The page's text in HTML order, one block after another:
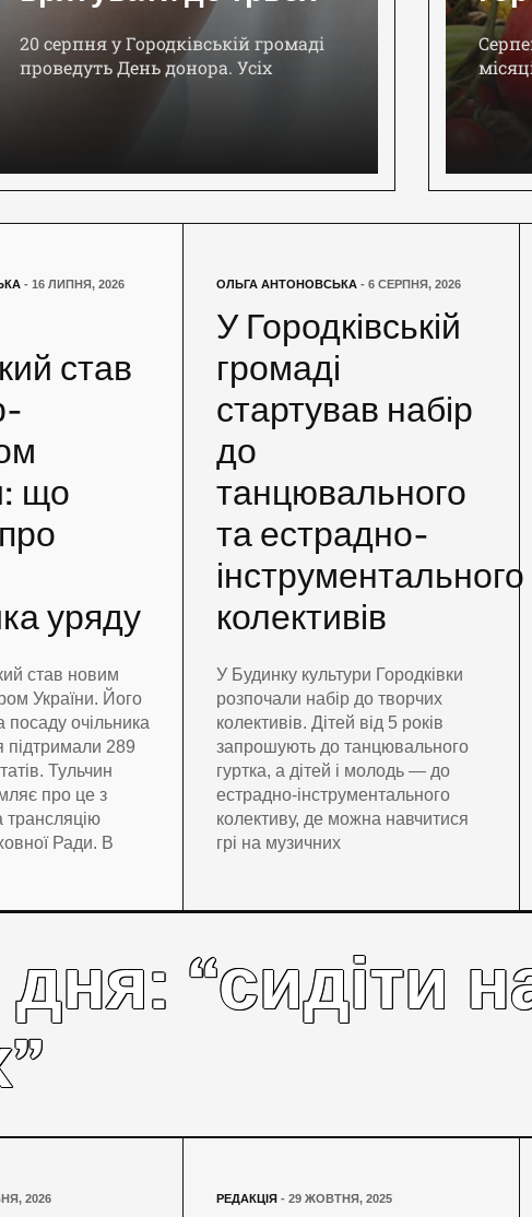
20 серпня у Городківській громаді
проведуть День донора. Усіх
- 16 ЛИПНЯ, 2026
став
що
уряду
став новим
України. Його
посаду очільника
підтримали 289
Тульчин
про це з
Ради. В
ОЛЬГА АНТОНОВСЬКА - 6 СЕРПНЯ, 2026
У Городківській
громаді
стартував набір
до
танцювального
та естрадно-
інструментального
колективів
У Будинку культури Городківки
розпочали набір до творчих
колективів. Дітей від 5 років
запрошують до танцювального
гуртка, а дітей і молодь — до
естрадно-інструментального
колективу, де можна навчитися
грі на музичних
“сидіти
2026 РЕДАКЦІЯ - 29 ЖОВТНЯ, 2025